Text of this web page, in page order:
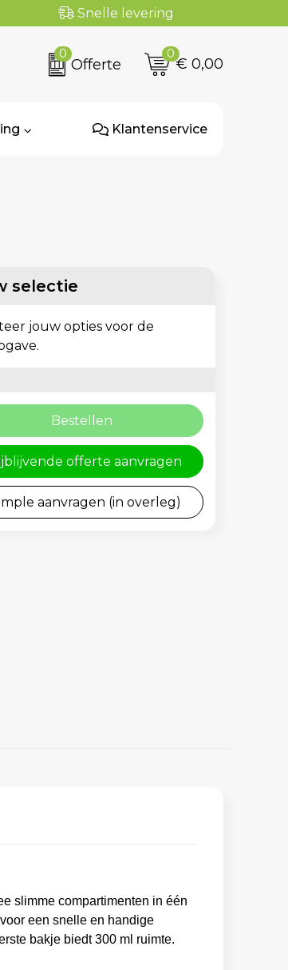
Snelle levering
0
Offerte
0
€ 0,00
Klantenservice
selectie
jouw opties voor de
Bestellen
offerte aanvragen
aanvragen (in overleg)
slimme compartimenten in één
een snelle en handige
bakje biedt 300 ml ruimte.